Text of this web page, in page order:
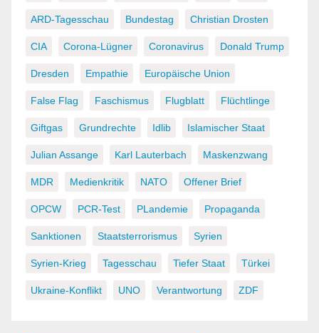
ARD-Tagesschau Bundestag Christian Drosten
CIA Corona-Lügner Coronavirus Donald Trump
Dresden Empathie Europäische Union
False Flag Faschismus Flugblatt Flüchtlinge
Giftgas Grundrechte Idlib Islamischer Staat
Julian Assange Karl Lauterbach Maskenzwang
MDR Medienkritik NATO Offener Brief
OPCW PCR-Test PLandemie Propaganda
Sanktionen Staatsterrorismus Syrien
Syrien-Krieg Tagesschau Tiefer Staat Türkei
Ukraine-Konflikt UNO Verantwortung ZDF